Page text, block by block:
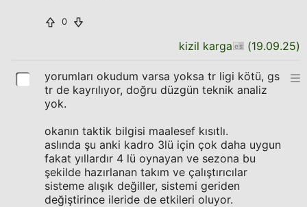
0
kizil karga (19.09.25)
yorumları okudum varsa yoksa tr ligi kötü, gs
tr de kayrılıyor, doğru düzgün teknik analiz
yok.
okanın taktik bilgisi maalesef kısıtlı.
aslında şu anki kadro 3lü için çok daha uygun
fakat yıllardır 4 lü oynayan ve sezona bu
şekilde hazırlanan takım ve çalıştırıcılar
sisteme alışık değiller, sistemi geriden
değiştirince ileride de etkileri oluyor.